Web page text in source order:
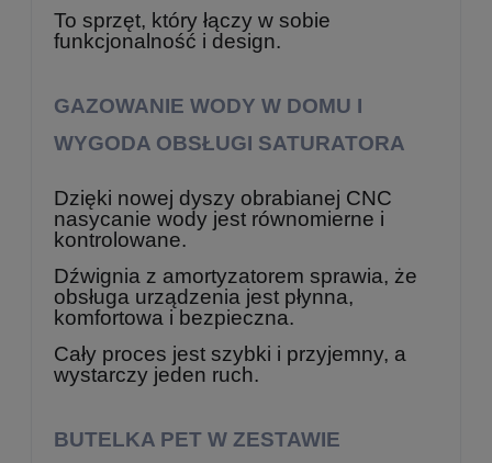
To sprzęt, który łączy w sobie
funkcjonalność i design.
GAZOWANIE WODY W DOMU I
WYGODA OBSŁUGI SATURATORA
Dzięki nowej dyszy obrabianej CNC
nasycanie wody jest równomierne i
kontrolowane.
Dźwignia z amortyzatorem sprawia, że
obsługa urządzenia jest płynna,
komfortowa i bezpieczna.
Cały proces jest szybki i przyjemny, a
wystarczy jeden ruch.
BUTELKA PET W ZESTAWIE